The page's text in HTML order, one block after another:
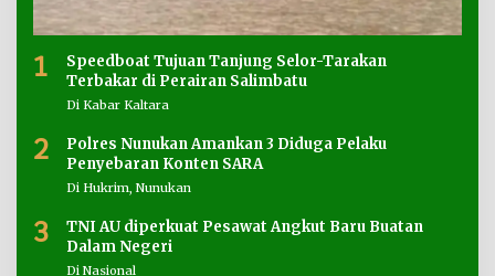
1
Speedboat Tujuan Tanjung Selor-Tarakan
Terbakar di Perairan Salimbatu
Di Kabar Kaltara
2
Polres Nunukan Amankan 3 Diduga Pelaku
Penyebaran Konten SARA
Di Hukrim, Nunukan
3
TNI AU diperkuat Pesawat Angkut Baru Buatan
Dalam Negeri
Di Nasional